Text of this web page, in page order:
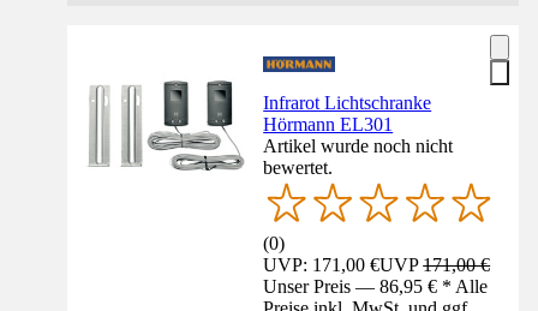
Infrarot Lichtschranke
Hörmann EL301
Artikel wurde noch nicht
bewertet.
(0)
UVP: 171,00 €UVP171,00 €
Unser Preis — 86,95 € * Alle